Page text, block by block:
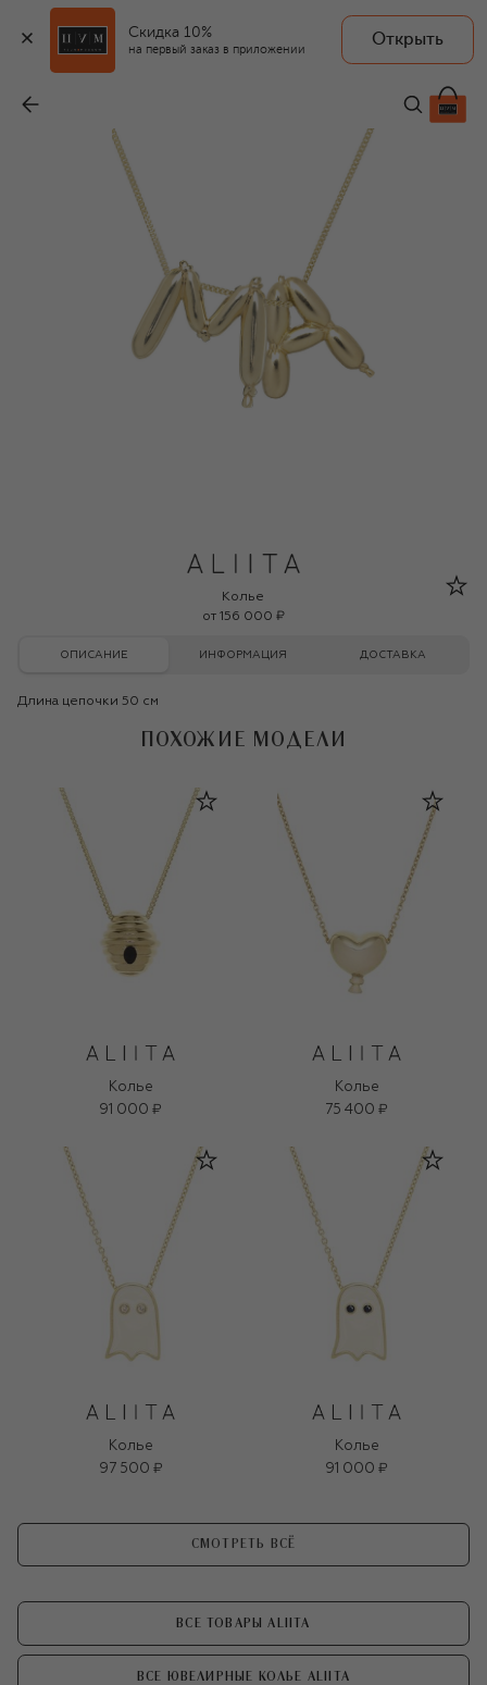
Скидка 10%
на первый заказ в приложении
Открыть
ALIITA
Колье
от 156 000 ₽
ОПИСАНИЕ ИНФОРМАЦИЯ ДОСТАВКА
Длина цепочки 50 см
ПОХОЖИЕ МОДЕЛИ
Колье
91 000 ₽
Колье
75 400 ₽
Колье
97 500 ₽
Колье
91 000 ₽
СМОТРЕТЬ ВСЁ
ВСЕ ТОВАРЫ ALIITA
ВСЕ ЮВЕЛИРНЫЕ КОЛЬЕ ALIITA